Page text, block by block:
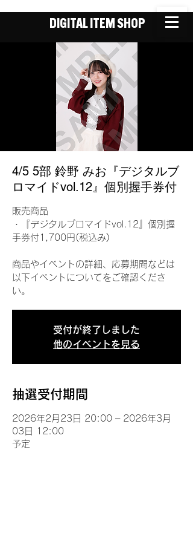
DIGITAL ITEM SHOP
4/5 5部 鈴野 みお『デジタルブ
ロマイドvol.12』個別握手券付
販売商品
・『デジタルブロマイドvol.12』個別握
手券付1,700円(税込み)
商品やイベントの詳細、応募期間などは
以下イベントについてをご確認くださ
い。
受付が終了しました
他のイベントを見る
抽選受付期間
2026年2月23日 20:00 – 2026年3月
03日 12:00
予定